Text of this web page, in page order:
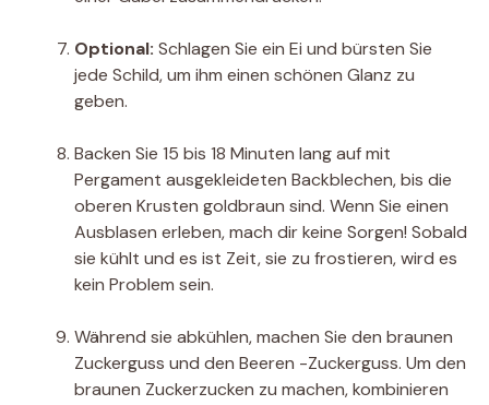
Optional: Schlagen Sie ein Ei und bürsten Sie
jede Schild, um ihm einen schönen Glanz zu
geben.
Backen Sie 15 bis 18 Minuten lang auf mit
Pergament ausgekleideten Backblechen, bis die
oberen Krusten goldbraun sind. Wenn Sie einen
Ausblasen erleben, mach dir keine Sorgen! Sobald
sie kühlt und es ist Zeit, sie zu frostieren, wird es
kein Problem sein.
Während sie abkühlen, machen Sie den braunen
Zuckerguss und den Beeren -Zuckerguss. Um den
braunen Zuckerzucken zu machen, kombinieren